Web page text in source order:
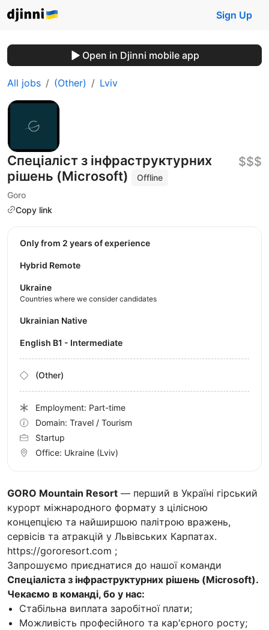
Sign Up
Open in Djinni mobile app
All jobs (Other) Lviv
Спеціаліст з інфраструктурних
рішень (Microsoft)
Offline
Goro
Copy link
$$$
GORO Mountain Resort — перший в Україні гірський
курорт міжнародного формату з цілісною
концепцією та найширшою палітрою вражень,
сервісів та атракцій у Львівських Карпатах.
https://gororesort.com ;
Запрошуємо приєднатися до нашої команди
Cпеціаліста з інфраструктурних рішень (Microsoft).
Чекаємо в команді, бо у нас:
Стабільна виплата заробітної плати;
Можливість професійного та кар'єрного росту;
Only from 2 years of experience
Hybrid Remote
Ukraine
Countries where we consider candidates
Ukrainian Native
English B1 - Intermediate
(Other)
Employment: Part-time
Domain: Travel / Tourism
Startup
Office: Ukraine (Lviv)